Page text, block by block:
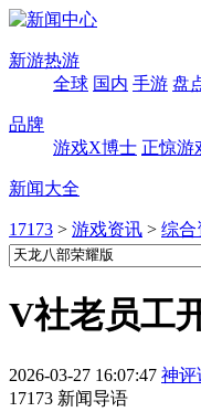
新游热游
全球 国内 手游 盘
品牌
游戏X博士 正惊游
新闻大全
17173 > 游戏资讯 > 综合
V社老员工
2026-03-27 16:07:47 神评
17173 新闻导语